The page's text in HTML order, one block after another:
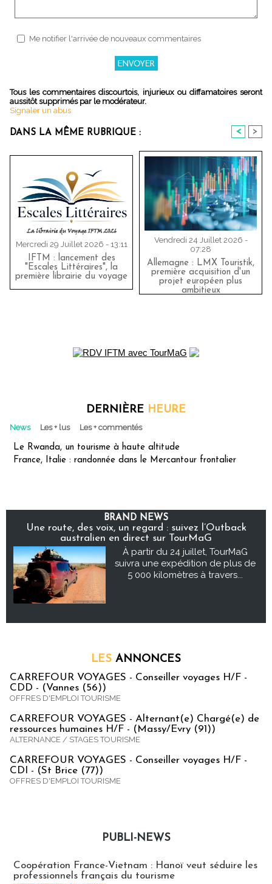
Me notifier l'arrivée de nouveaux commentaires
Tous les commentaires discourtois, injurieux ou diffamatoires seront
aussitôt supprimés par le modérateur.
Signaler un abus
DANS LA MÊME RUBRIQUE : < >
Mercredi 29 Juillet 2026 - 13:11
IFTM : lancement des
"Escales Littéraires", la
première librairie du voyage
Vendredi 24 Juillet 2026 -
07:28
Allemagne : LMX Touristik,
première acquisition d'un
projet européen plus
ambitieux
DERNIÈRE HEURE
News Les + lus Les + commentés
Le Rwanda, un tourisme à haute altitude
France, Italie : randonnée dans le Mercantour frontalier
BRAND NEWS
Une route, des voix, un regard : suivez l’Outback
australien en direct sur TourMaG
À partir du 24 juillet, TourMaG
suivra une expédition de plus de
5 000 kilomètres à travers...
LES ANNONCES
CARREFOUR VOYAGES - Conseiller voyages H/F -
CDD - (Vannes (56))
OFFRES D'EMPLOI TOURISME
CARREFOUR VOYAGES - Alternant(e) Chargé(e) de
ressources humaines H/F - (Massy/Evry (91))
ALTERNANCE / STAGES TOURISME
CARREFOUR VOYAGES - Conseiller voyages H/F -
CDI - (St Brice (77))
OFFRES D'EMPLOI TOURISME
PUBLI-NEWS
Coopération France-Vietnam : Hanoï veut séduire les
professionnels français du tourisme